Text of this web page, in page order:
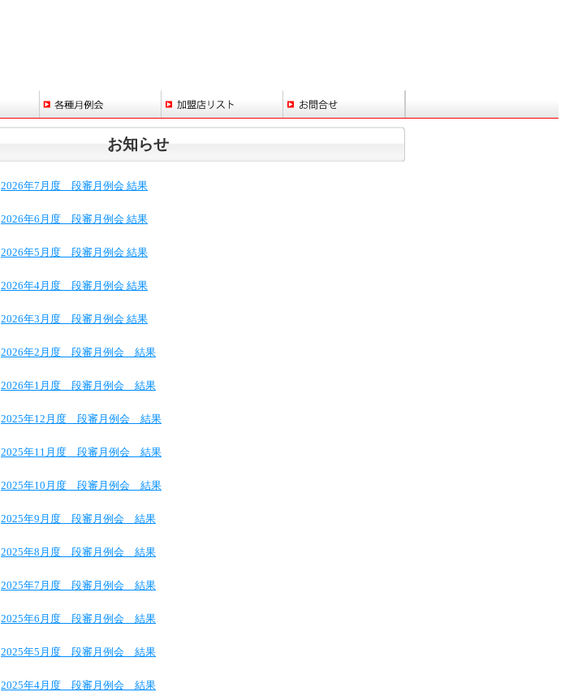
お知らせ
2026年7月度 段審月例会 結果
2026年6月度 段審月例会 結果
2026年5月度 段審月例会 結果
2026年4月度 段審月例会 結果
2026年3月度 段審月例会 結果
2026年2月度 段審月例会 結果
2026年1月度 段審月例会 結果
2025年12月度 段審月例会 結果
2025年11月度 段審月例会 結果
2025年10月度 段審月例会 結果
2025年9月度 段審月例会 結果
2025年8月度 段審月例会 結果
2025年7月度 段審月例会 結果
2025年6月度 段審月例会 結果
2025年5月度 段審月例会 結果
2025年4月度 段審月例会 結果